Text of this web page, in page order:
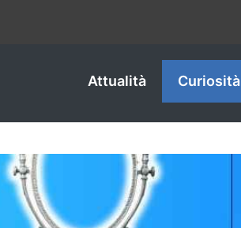
Attualità Curiosità